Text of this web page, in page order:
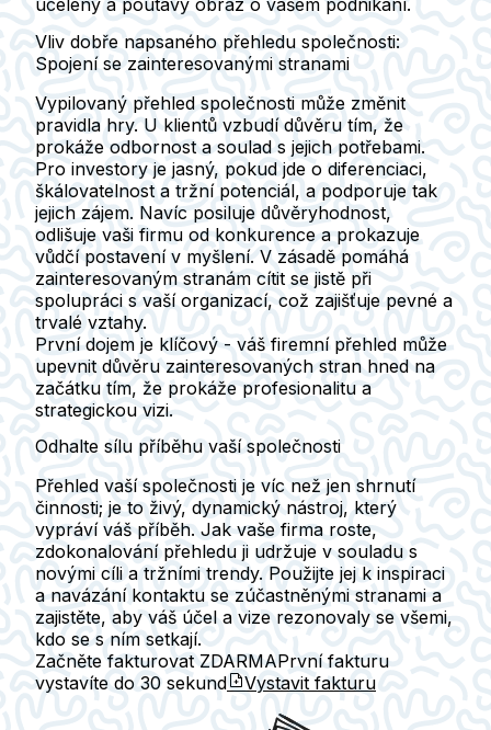
ucelený a poutavý obraz o vašem podnikání.
Vliv dobře napsaného přehledu společnosti:
Spojení se zainteresovanými stranami
Vypilovaný přehled společnosti může změnit
pravidla hry. U klientů vzbudí důvěru tím, že
prokáže odbornost a soulad s jejich potřebami.
Pro investory je jasný, pokud jde o diferenciaci,
škálovatelnost a tržní potenciál, a podporuje tak
jejich zájem. Navíc posiluje důvěryhodnost,
odlišuje vaši firmu od konkurence a prokazuje
vůdčí postavení v myšlení. V zásadě pomáhá
zainteresovaným stranám cítit se jistě při
spolupráci s vaší organizací, což zajišťuje pevné a
trvalé vztahy.
První dojem je klíčový - váš firemní přehled může
upevnit důvěru zainteresovaných stran hned na
začátku tím, že prokáže profesionalitu a
strategickou vizi.
Odhalte sílu příběhu vaší společnosti
Přehled vaší společnosti je víc než jen shrnutí
činnosti; je to živý, dynamický nástroj, který
vypráví váš příběh. Jak vaše firma roste,
zdokonalování přehledu ji udržuje v souladu s
novými cíli a tržními trendy. Použijte jej k inspiraci
a navázání kontaktu se zúčastněnými stranami a
zajistěte, aby váš účel a vize rezonovaly se všemi,
kdo se s ním setkají.
Začněte fakturovat ZDARMAPrvní fakturu
vystavíte do 30 sekund Vystavit fakturu